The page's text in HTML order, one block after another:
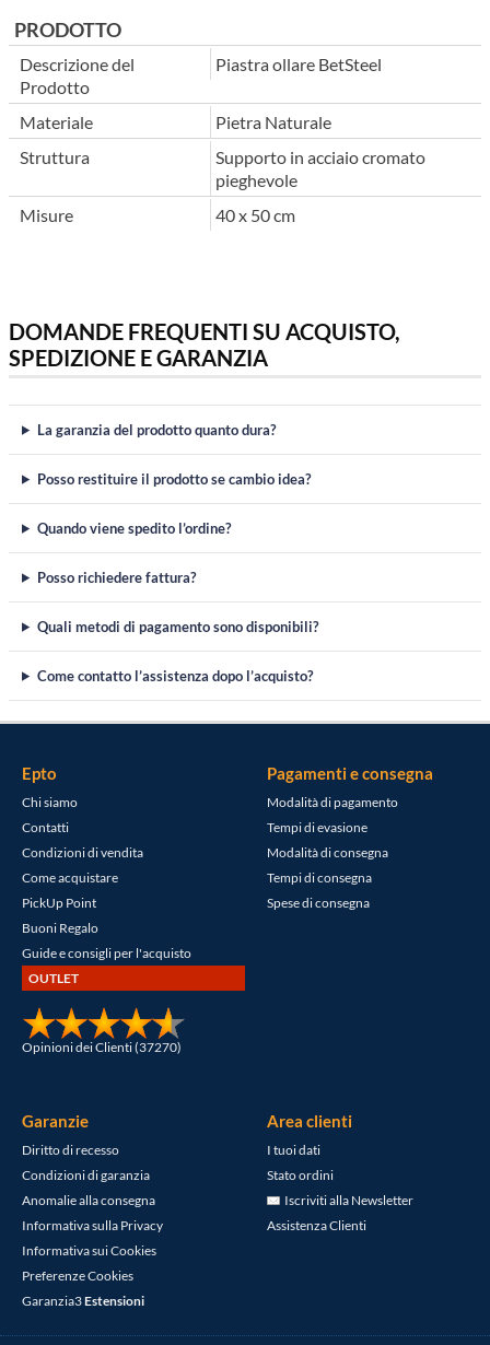
PRODOTTO
Descrizione del
Prodotto
Piastra ollare BetSteel
Materiale
Pietra Naturale
Struttura
Supporto in acciaio cromato
pieghevole
Misure
40 x 50 cm
DOMANDE FREQUENTI SU ACQUISTO,
SPEDIZIONE E GARANZIA
La garanzia del prodotto quanto dura?
Posso restituire il prodotto se cambio idea?
Quando viene spedito l’ordine?
Posso richiedere fattura?
Quali metodi di pagamento sono disponibili?
Come contatto l’assistenza dopo l’acquisto?
Epto
Chi siamo
Contatti
Condizioni di vendita
Come acquistare
PickUp Point
Buoni Regalo
Guide e consigli per l'acquisto
OUTLET
Opinioni dei Clienti (37270)
Pagamenti e consegna
Modalità di pagamento
Tempi di evasione
Modalità di consegna
Tempi di consegna
Spese di consegna
Garanzie
Diritto di recesso
Condizioni di garanzia
Anomalie alla consegna
Informativa sulla Privacy
Informativa sui Cookies
Preferenze Cookies
Garanzia3Estensioni
Area clienti
I tuoi dati
Stato ordini
Iscriviti alla Newsletter
Assistenza Clienti